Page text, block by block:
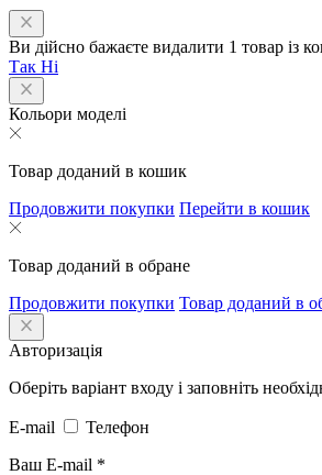
Ви дійсно бажаєте видалити 1 товар із
Так Ні
Кольори моделі
Товар доданий в кошик
Продовжити покупки Перейти в кошик
Товар доданий в обране
Продовжити покупки Товар доданий в
Авторизація
Оберіть варіант входу і заповніть
E-mail
Телефон
Ваш E-mail *